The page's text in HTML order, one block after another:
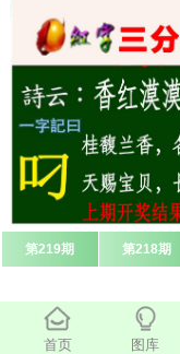
第219期 第218期
首页 图库